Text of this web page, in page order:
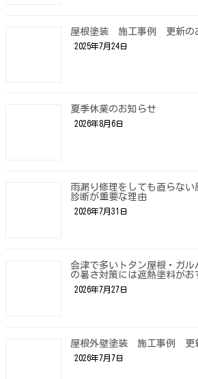
屋根塗装 施工事例 更新の
2025年7月24日
夏季休業のお知らせ
2026年8月6日
雨漏り修理をしても直らない
診断が重要な理由
2026年7月31日
会津で多いトタン屋根・ガ
の暑さ対策には遮熱塗料がお
2026年7月27日
屋根外壁塗装 施工事例 更
2026年7月7日